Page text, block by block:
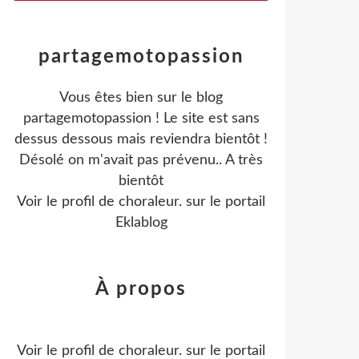
partagemotopassion
Vous êtes bien sur le blog
partagemotopassion ! Le site est sans
dessus dessous mais reviendra bientôt !
Désolé on m'avait pas prévenu.. A très
bientôt
Voir le profil de choraleur. sur le portail
Eklablog
À propos
Voir le profil de choraleur. sur le portail